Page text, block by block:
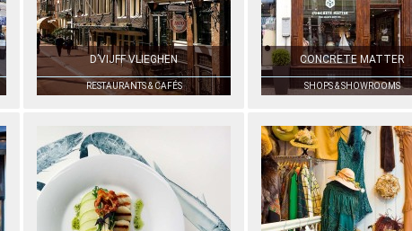
D’VIJFF VLIEGHEN
RESTAURANTS & CAFÉS
CONCRETE MATTER
SHOPS & SHOWROOMS